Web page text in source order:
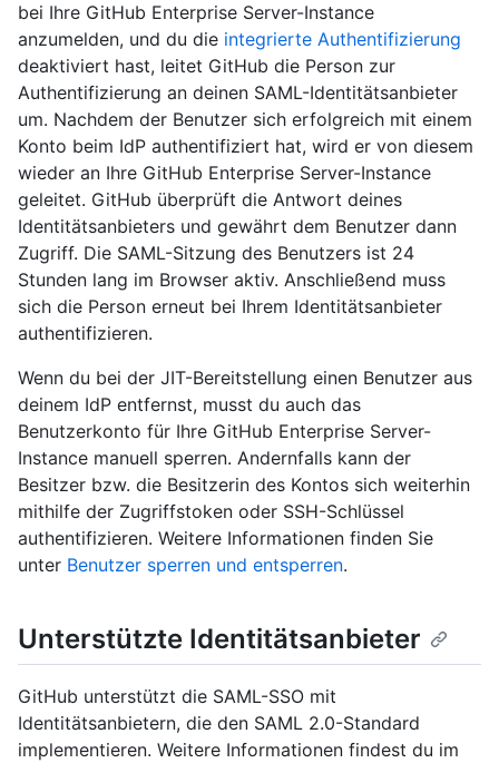
bei Ihre GitHub Enterprise Server-Instance
anzumelden, und du die integrierte Authentifizierung
deaktiviert hast, leitet GitHub die Person zur
Authentifizierung an deinen SAML-Identitätsanbieter
um. Nachdem der Benutzer sich erfolgreich mit einem
Konto beim IdP authentifiziert hat, wird er von diesem
wieder an Ihre GitHub Enterprise Server-Instance
geleitet. GitHub überprüft die Antwort deines
Identitätsanbieters und gewährt dem Benutzer dann
Zugriff. Die SAML-Sitzung des Benutzers ist 24
Stunden lang im Browser aktiv. Anschließend muss
sich die Person erneut bei Ihrem Identitätsanbieter
authentifizieren.
Wenn du bei der JIT-Bereitstellung einen Benutzer aus
deinem IdP entfernst, musst du auch das
Benutzerkonto für Ihre GitHub Enterprise Server-
Instance manuell sperren. Andernfalls kann der
Besitzer bzw. die Besitzerin des Kontos sich weiterhin
mithilfe der Zugriffstoken oder SSH-Schlüssel
authentifizieren. Weitere Informationen finden Sie
unter Benutzer sperren und entsperren.
Unterstützte Identitätsanbieter
GitHub unterstützt die SAML-SSO mit
Identitätsanbietern, die den SAML 2.0-Standard
implementieren. Weitere Informationen findest du im